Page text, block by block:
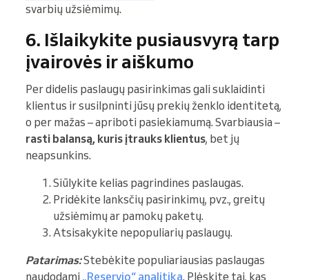
svarbių užsiėmimų.
6. Išlaikykite pusiausvyrą tarp
įvairovės ir aiškumo
Per didelis paslaugų pasirinkimas gali suklaidinti
klientus ir susilpninti jūsų prekių ženklo identitetą,
o per mažas – apriboti pasiekiamumą. Svarbiausia –
rasti balansą, kuris įtrauks klientus, bet jų
neapsunkins.
Siūlykite kelias pagrindines paslaugas.
Pridėkite lanksčių pasirinkimų, pvz., greitų
užsiėmimų ar pamokų paketų.
Atsisakykite nepopuliarių paslaugų.
Patarimas:Stebėkite populiariausias paslaugas
naudodami „Reservio“ analitiką. Plėskite tai, kas